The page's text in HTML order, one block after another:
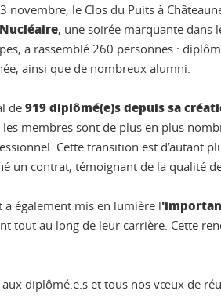
novembre, le Clos du Puits à
, une soirée marquante dans
a rassemblé 260 personnes :
ainsi que de nombreux alumni.
de919 diplômé(e)s depuis sa
membres sont de plus en plus
Cette transition est d’autant
un contrat, témoignant de la qualité
a également mis en lumière l
tout au long de leur carrière. Cette
diplômé.e.s et tous nos vœux de